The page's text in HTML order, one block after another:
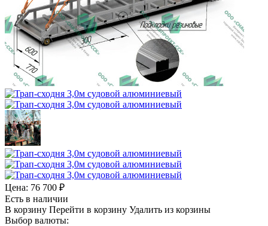
Цена: 76 700 ₽
Есть в наличии
В корзину Перейти в корзину Удалить из корзины
Выбор валюты: